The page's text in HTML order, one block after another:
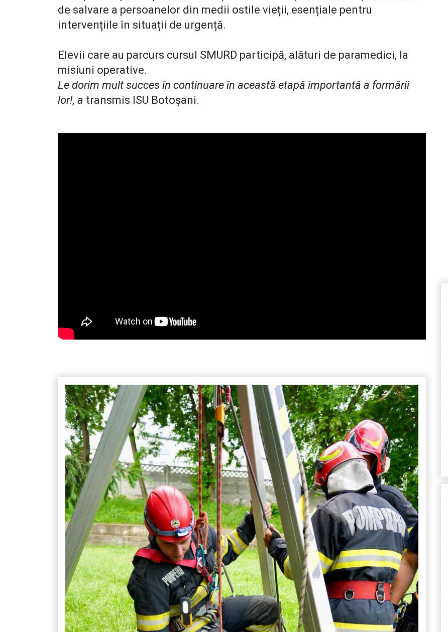
de salvare a persoanelor din medii ostile vieții, esențiale pentru
intervențiile în situații de urgență.
Elevii care au parcurs cursul SMURD participă, alături de paramedici, la
misiuni operative.
Le dorim mult succes în continuare în această etapă importantă a formării
lor!, a transmis ISU Botoșani.